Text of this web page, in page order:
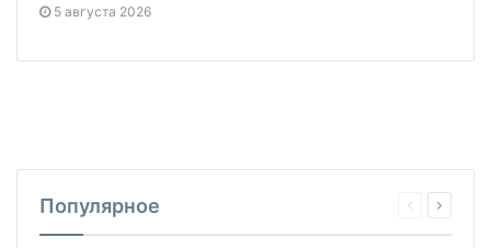
5 августа 2026
Популярное